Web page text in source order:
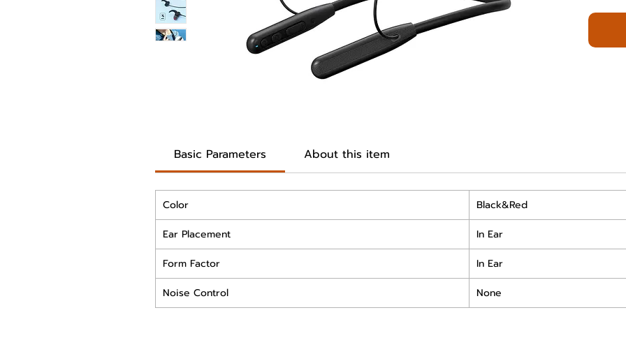
Basic Parameters About this item
Color
Black&Red
Ear Placement
In Ear
Form Factor
In Ear
Noise Control
None